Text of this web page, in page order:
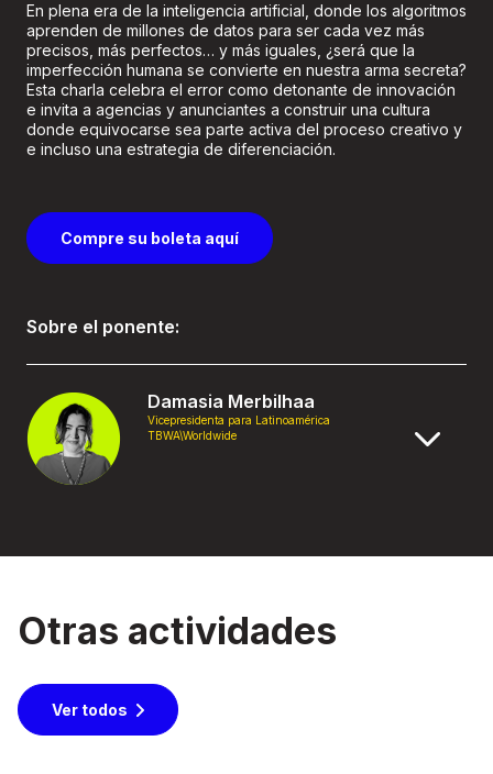
En plena era de la inteligencia artificial, donde los algoritmos
aprenden de millones de datos para ser cada vez más
precisos, más perfectos… y más iguales, ¿será que la
imperfección humana se convierte en nuestra arma secreta?
Esta charla celebra el error como detonante de innovación
e invita a agencias y anunciantes a construir una cultura
donde equivocarse sea parte activa del proceso creativo y
e incluso una estrategia de diferenciación.
Compre su boleta aquí
Sobre el ponente:
Damasia Merbilhaa
Vicepresidenta para Latinoamérica
TBWA\Worldwide
Otras actividades
Ver todos